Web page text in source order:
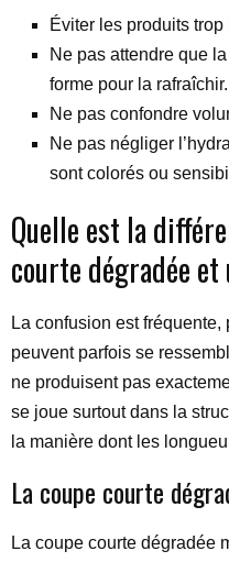
Éviter les produits
Ne pas attendre que
forme pour la rafraîchir.
Ne pas confondre
Ne pas négliger
sont colorés ou
Quelle est la
courte dégradée et
La confusion est
peuvent parfois se
ne produisent pas
se joue surtout dans la
la manière dont les
La coupe courte
La coupe courte dégradée